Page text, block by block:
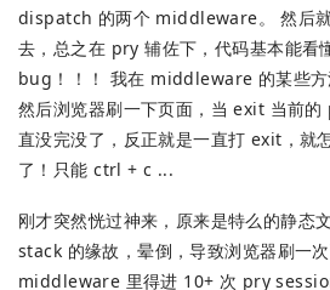
dispatch 的两个 middleware。 然后
去，总之在 pry 辅佐下，代码基本能看
bug！！！ 我在 middleware 的某些
然后浏览器刷一下页面，当 exit 当前
直没完没了，反正就是一直打 exit，就
了！只能 ctrl + c ...
刚才突然恍过神来，原来是特么的静态
stack 的缘故，晕倒，导致浏览器刷一
middleware 里得进 10+ 次 pry